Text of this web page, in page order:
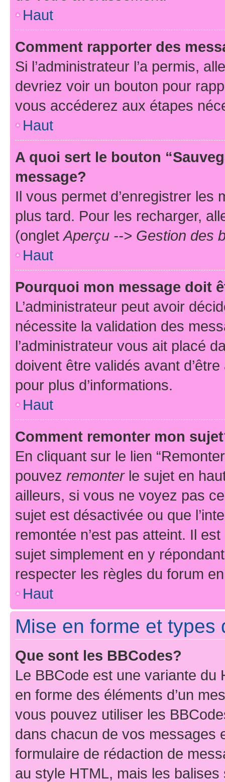
Haut
Comment rapporter des
Si l’administrateur l’a permis,
devriez voir un bouton pour
vous accéderez aux étapes
Haut
A quoi sert le bouton
message?
Il vous permet d’enregistrer
plus tard. Pour les recharger,
(ongletAperçu --> Gestion des
Haut
Pourquoi mon message doit
L’administrateur peut avoir
nécessite la validation des
l’administrateur vous ait placé
doivent être validés avant
pour plus d’informations.
Haut
Comment remonter mon
En cliquant sur le lien
pouvez remonterle sujet en
ailleurs, si vous ne voyez pas
sujet est désactivée ou que
remontée n’est pas atteint. Il
sujet simplement en y
respecter les règles du forum
Haut
Mise en forme et types
Que sont les BBCodes?
Le BBCode est une variante du
en forme des éléments d’un
vous pouvez utiliser les
dans chacun de vos messages
formulaire de rédaction de
au style HTML, mais les